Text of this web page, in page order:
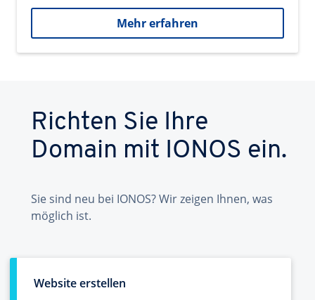
Mehr erfahren
Richten Sie Ihre
Domain mit IONOS ein.
Sie sind neu bei IONOS? Wir zeigen Ihnen, was
möglich ist.
Website erstellen